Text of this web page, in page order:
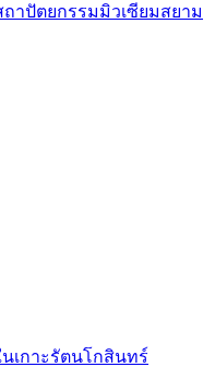
าปัตยกรรมมิวเซียมสยาม
เกาะรัตนโกสินทร์